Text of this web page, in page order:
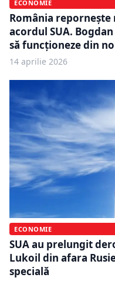
ECONOMIE
România
acordul SUA.
să funcționeze din
14 aprilie 2026
ECONOMIE
SUA au prelungit
Lukoil din afara
specială